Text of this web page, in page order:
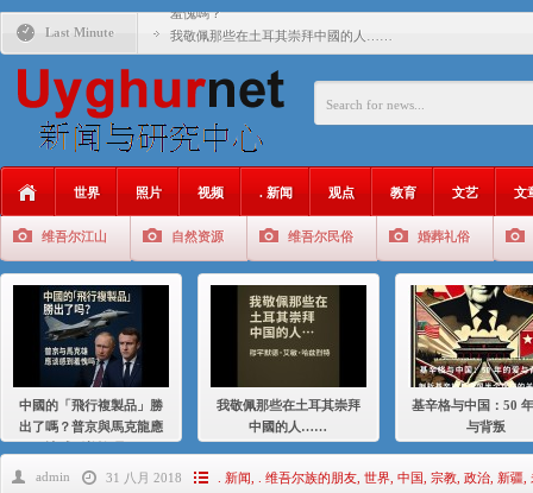
Last Minute
羞愧嗎？
我敬佩那些在土耳其崇拜中國的人……
基辛格与中国：50 年的爱与背叛
年的百年關係
大一统情结使魏京生失去理智 / 伊利夏提
伊利夏提：在自责与内疚中的挣扎
伊利夏提：消失在集中营的红衣女孩
伊利夏提：维吾尔种族灭绝
世界 照片 视频 . 新闻 观点 教育 文艺 文
维吾尔江山 自然资源 维吾尔民俗 婚葬礼俗
中國的「飛行複製品」勝
出了嗎？普京與馬克龍應
我敬佩那些在土耳其崇拜
中國的人……
基辛格与中国：50
与背叛
admin 31 八月 2018 . 新闻 . 维吾尔族的朋友 世界 中国 宗教 政治 新疆